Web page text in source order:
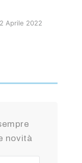
Aprile 2022
novità